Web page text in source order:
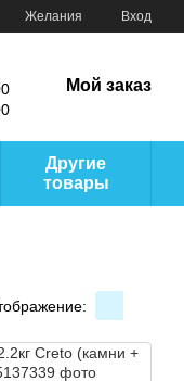
Желания Вход
Мой заказ
Другие
товары